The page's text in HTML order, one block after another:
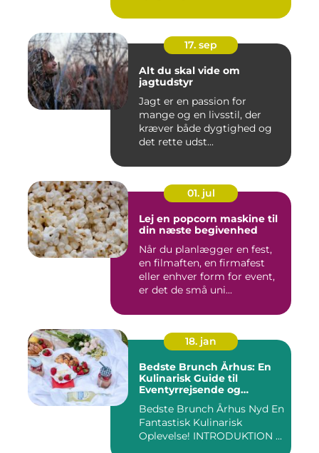
17. sep
Alt du skal vide om
jagtudstyr
Jagt er en passion for
mange og en livsstil, der
kræver både dygtighed og
det rette udst...
01. jul
Lej en popcorn maskine til
din næste begivenhed
Når du planlægger en fest,
en filmaften, en firmafest
eller enhver form for event,
er det de små uni...
18. jan
Bedste Brunch Århus: En
Kulinarisk Guide til
Eventyrrejsende og
Bedste Brunch Århus Nyd En
Fantastisk Kulinarisk
Oplevelse! INTRODUKTION ...